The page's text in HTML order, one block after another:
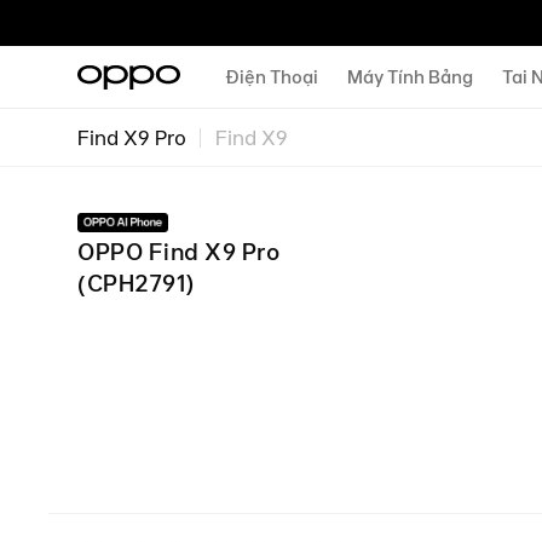
Điện Thoại Máy Tính Bảng Tai
Find X9 Pro Find X9
OPPO Find X9 Pro
(CPH2791)